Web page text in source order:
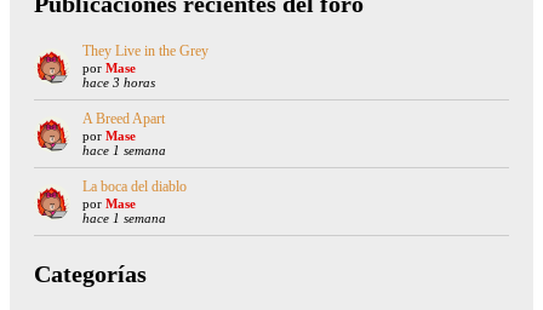
They Live in the Grey
por Mase
hace 3 horas
A Breed Apart
por Mase
hace 1 semana
La boca del diablo
por Mase
hace 1 semana
Categorías